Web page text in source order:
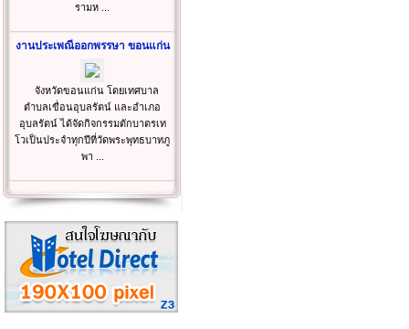
รามห ...
งานประเพณีออกพรรษา ขอนแก่น
จังหวัดขอนแก่น โดยเทศบาล
ตำบลเขื่อนอุบลรัตน์ และอำเภอ
อุบลรัตน์ ได้จัดกิจกรรมตักบาตรเท
โวเป็นประจำทุกปีที่วัดพระพุทธบาทภู
พา ...